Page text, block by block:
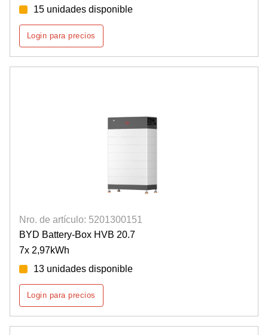
15 unidades disponible
Login para precios
Nro. de artículo: 5201300151
BYD Battery-Box HVB 20.7
7x 2,97kWh
13 unidades disponible
Login para precios